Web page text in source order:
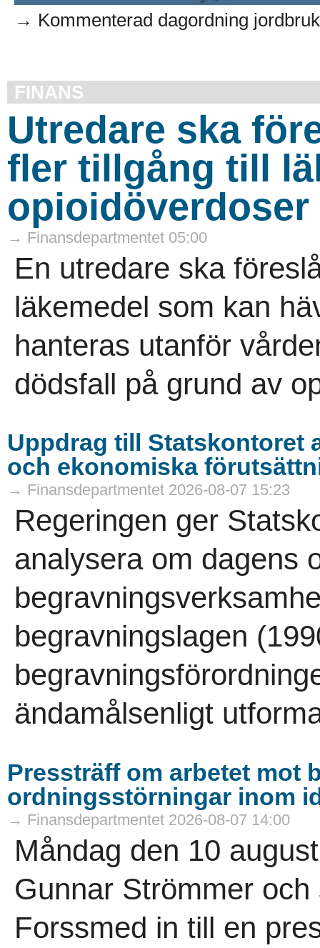
→ Kommenterad dagordning
FINANS
Utredare ska
fler tillgång till
opioidöverdoser
→ Finansdepartmentet 05:00
En utredare ska
läkemedel som kan
hanteras utanför
dödsfall på grund av
Uppdrag till Statskontoret
och ekonomiska
→ Finansdepartmentet 2026-08-07 15:23
Regeringen ger
analysera om dagens
begravningslagen
ändamålsenligt
Pressträff om arbetet mot
ordningsstörningar inom
→ Finansdepartmentet 2026-08-07 14:00
Måndag den 10
Gunnar Strömmer
Forssmed in till en